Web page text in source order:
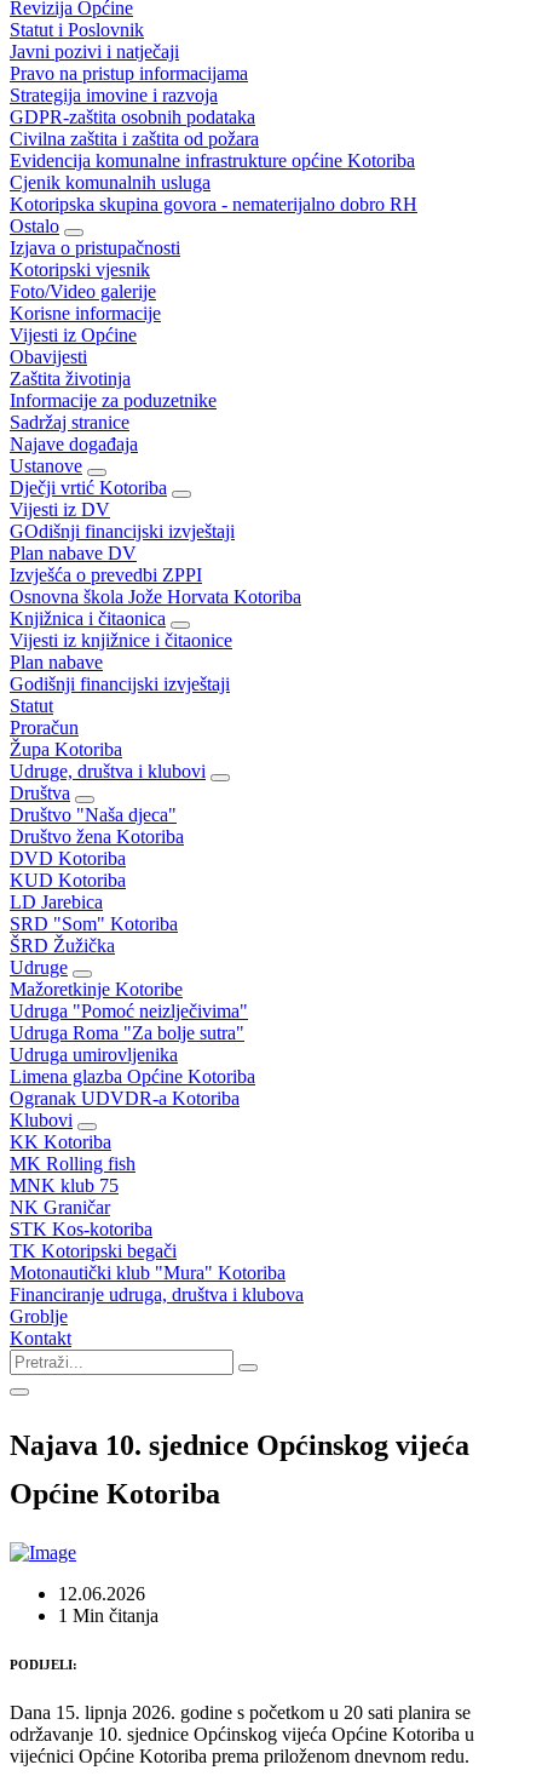
Revizija Općine
Statut i Poslovnik
Javni pozivi i natječaji
Pravo na pristup informacijama
Strategija imovine i razvoja
GDPR-zaštita osobnih podataka
Civilna zaštita i zaštita od požara
Evidencija komunalne infrastrukture općine Kotoriba
Cjenik komunalnih usluga
Kotoripska skupina govora - nematerijalno dobro RH
Ostalo
Izjava o pristupačnosti
Kotoripski vjesnik
Foto/Video galerije
Korisne informacije
Vijesti iz Općine
Obavijesti
Zaštita životinja
Informacije za poduzetnike
Sadržaj stranice
Najave događaja
Ustanove
Dječji vrtić Kotoriba
Vijesti iz DV
GOdišnji financijski izvještaji
Plan nabave DV
Izvješća o prevedbi ZPPI
Osnovna škola Jože Horvata Kotoriba
Knjižnica i čitaonica
Vijesti iz knjižnice i čitaonice
Plan nabave
Godišnji financijski izvještaji
Statut
Proračun
Župa Kotoriba
Udruge, društva i klubovi
Društva
Društvo "Naša djeca"
Društvo žena Kotoriba
DVD Kotoriba
KUD Kotoriba
LD Jarebica
SRD "Som" Kotoriba
ŠRD Žužička
Udruge
Mažoretkinje Kotoribe
Udruga "Pomoć neizlječivima"
Udruga Roma "Za bolje sutra"
Udruga umirovljenika
Limena glazba Općine Kotoriba
Ogranak UDVDR-a Kotoriba
Klubovi
KK Kotoriba
MK Rolling fish
MNK klub 75
NK Graničar
STK Kos-kotoriba
TK Kotoripski begači
Motonautički klub "Mura" Kotoriba
Financiranje udruga, društva i klubova
Groblje
Kontakt
Najava 10. sjednice Općinskog vijeća
Općine Kotoriba
12.06.2026
1 Min čitanja
PODIJELI:
Dana 15. lipnja 2026. godine s početkom u 20 sati planira se
održavanje 10. sjednice Općinskog vijeća Općine Kotoriba u
vijećnici Općine Kotoriba prema priloženom dnevnom redu.